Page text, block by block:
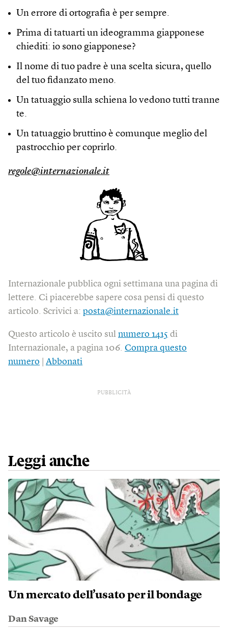
Un errore di ortografia è per sempre.
Prima di tatuarti un ideogramma giapponese
chiediti: io sono giapponese?
Il nome di tuo padre è una scelta sicura, quello
del tuo fidanzato meno.
Un tatuaggio sulla schiena lo vedono tutti tranne
te.
Un tatuaggio bruttino è comunque meglio del
pastrocchio per coprirlo.
regole@internazionale.it
Internazionale pubblica ogni settimana una pagina di
lettere. Ci piacerebbe sapere cosa pensi di questo
articolo. Scrivici a: posta@internazionale.it
Questo articolo è uscito sul numero 1415 di
Internazionale, a pagina 106. Compra questo
numero
Abbonati
PUBBLICITÀ
Leggi anche
Un mercato dell’usato per il bondage
Dan Savage